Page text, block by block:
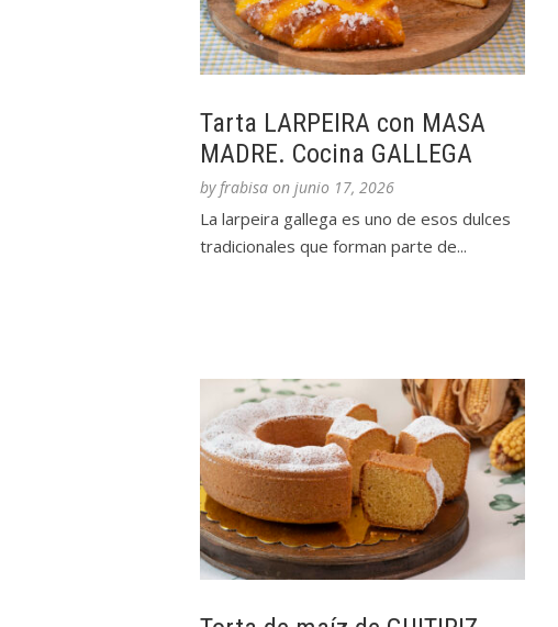
Tarta LARPEIRA con MASA
MADRE. Cocina GALLEGA
by frabisa on junio 17, 2026
La larpeira gallega es uno de esos dulces
tradicionales que forman parte de...